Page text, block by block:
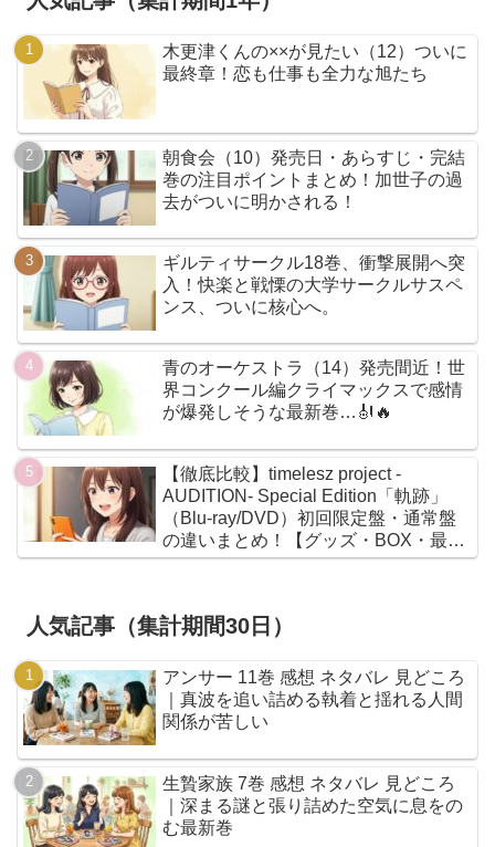
木更津くんの××が見たい（12）ついに
最終章！恋も仕事も全力な旭たち
朝食会（10）発売日・あらすじ・完結
巻の注目ポイントまとめ！加世子の過
去がついに明かされる！
ギルティサークル18巻、衝撃展開へ突
入！快楽と戦慄の大学サークルサスペ
ンス、ついに核心へ。
青のオーケストラ（14）発売間近！世
界コンクール編クライマックスで感情
が爆発しそうな最新巻…🎻🔥
【徹底比較】timelesz project -
AUDITION- Special Edition「軌跡」
（Blu-ray/DVD）初回限定盤・通常盤
の違いまとめ！【グッズ・BOX・最安
値】
人気記事（集計期間30日）
アンサー 11巻 感想 ネタバレ 見どころ
｜真波を追い詰める執着と揺れる人間
関係が苦しい
生贄家族 7巻 感想 ネタバレ 見どころ
｜深まる謎と張り詰めた空気に息をの
む最新巻